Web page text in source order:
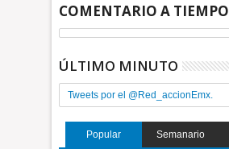
COMENTARIO A TIEMPO
ÚLTIMO MINUTO
Tweets por el @Red_accionEmx.
Popular Semanario